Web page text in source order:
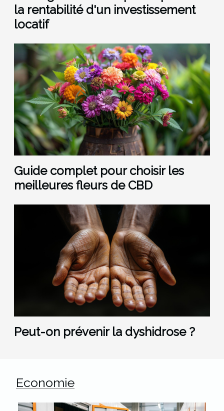
la rentabilité d'un investissement
locatif
Guide complet pour choisir les
meilleures fleurs de CBD
Peut-on prévenir la dyshidrose ?
Economie